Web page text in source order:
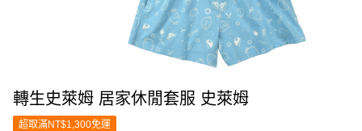
轉生史萊姆 居家休閒套服 史萊姆
超取滿NT$1,300免運